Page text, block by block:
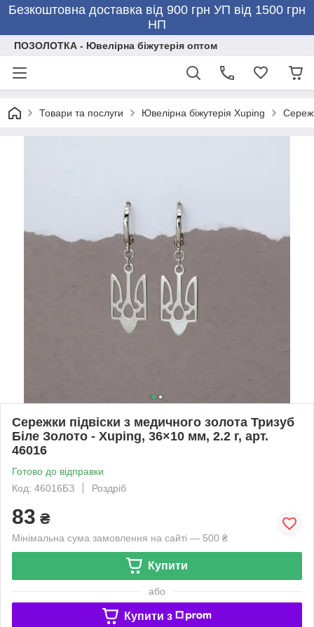
Безкоштовна доставка від 900 грн УП від 1500 грн
НП
ПОЗОЛОТКА - Ювелірна біжутерія оптом
Товари та послуги Ювелірна біжутерія Xuping
Сережки підвіски з медичного золота Тризуб
Біле Золото - Xuping, 36×10 мм, 2.2 г, арт.
46016
Готово до відправки
Код: 46016БЗ
Роздріб
83 ₴
Мінімальна сума замовлення на сайті — 500 ₴
Купити
або
Купити з